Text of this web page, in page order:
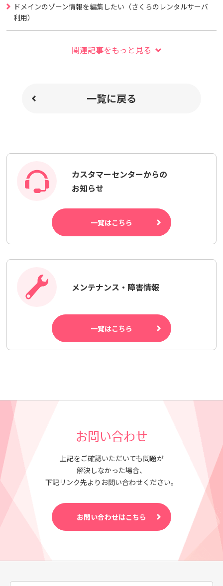
ドメインのゾーン情報を編集したい（さくらのレンタルサーバ
利用）
関連記事をもっと見る
一覧に戻る
カスタマーセンターからの
お知らせ
一覧はこちら
メンテナンス・障害情報
一覧はこちら
お問い合わせ
上記をご確認いただいても問題が
解決しなかった場合、
下記リンク先よりお問い合わせください。
お問い合わせはこちら